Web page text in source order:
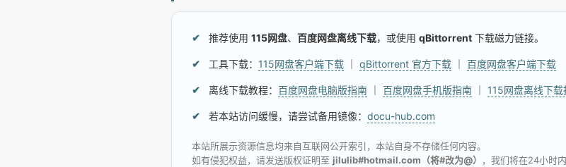
推荐使用 115网盘、 百度网盘离线下载，或使用 qBittorrent 下载磁力链接。
工具下载： 115网盘客户端下载 qBittorrent 官方下载 百度网盘客户端下载
离线下载教程： 百度网盘电脑版指南 百度网盘手机版指南 115网盘离线下载
若本站访问缓慢，请尝试备用镜像： docu-hub.com
本站所展示资源信息均来自互联网公开索引，本站自身不存储任何内容。
如有侵犯权益，请发送版权证明至 jilulib#hotmail.com（将#改为@） ，我们将在24小时内